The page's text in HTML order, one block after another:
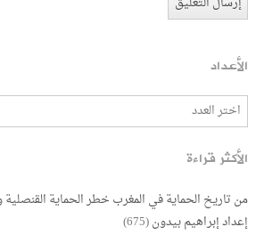
الأعداد
الأكثر قراءة
من تاريخ الحماية في المغرب خطر الحماية
إعداد إبراهيم بيدون(675)